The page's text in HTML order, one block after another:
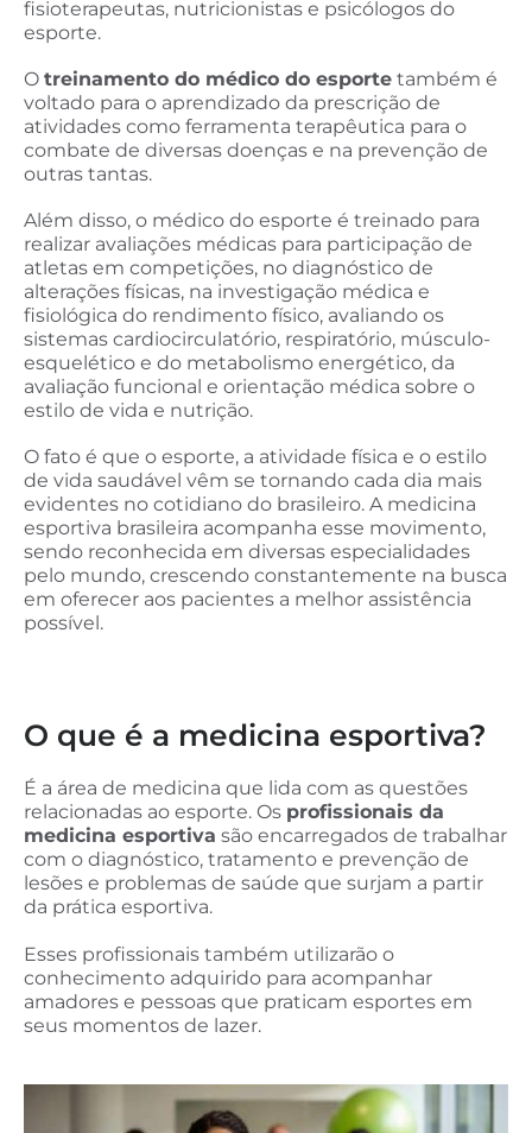
fisioterapeutas, nutricionistas e psicólogos do
esporte.
O treinamento do médico do esporte também é
voltado para o aprendizado da prescrição de
atividades como ferramenta terapêutica para o
combate de diversas doenças e na prevenção de
outras tantas.
Além disso, o médico do esporte é treinado para
realizar avaliações médicas para participação de
atletas em competições, no diagnóstico de
alterações físicas, na investigação médica e
fisiológica do rendimento físico, avaliando os
sistemas cardiocirculatório, respiratório, músculo-
esquelético e do metabolismo energético, da
avaliação funcional e orientação médica sobre o
estilo de vida e nutrição.
O fato é que o esporte, a atividade física e o estilo
de vida saudável vêm se tornando cada dia mais
evidentes no cotidiano do brasileiro. A medicina
esportiva brasileira acompanha esse movimento,
sendo reconhecida em diversas especialidades
pelo mundo, crescendo constantemente na busca
em oferecer aos pacientes a melhor assistência
possível.
O que é a medicina esportiva?
É a área de medicina que lida com as questões
relacionadas ao esporte. Os profissionais da
medicina esportiva são encarregados de trabalhar
com o diagnóstico, tratamento e prevenção de
lesões e problemas de saúde que surjam a partir
da prática esportiva.
Esses profissionais também utilizarão o
conhecimento adquirido para acompanhar
amadores e pessoas que praticam esportes em
seus momentos de lazer.